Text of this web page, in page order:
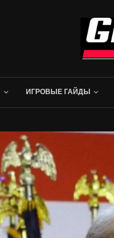
ИГРОВЫЕ ГАЙДЫ